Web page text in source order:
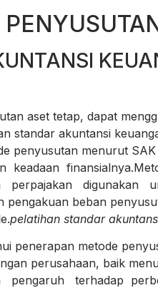
aset tetap, dapat
standar akuntansi
menurut SAK
digunakan
beban
pelatihan standar
metode
perusahaan, baik
terhadap